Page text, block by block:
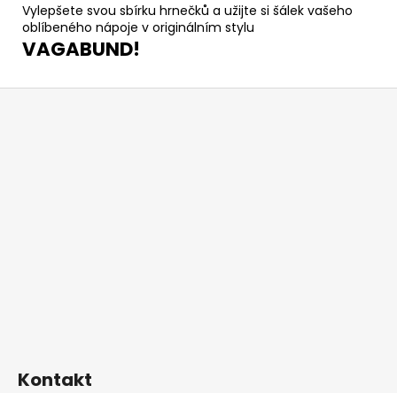
Vylepšete svou sbírku hrnečků a užijte si šálek vašeho
oblíbeného nápoje v originálním stylu
VAGABUND!
Z
Kontakt